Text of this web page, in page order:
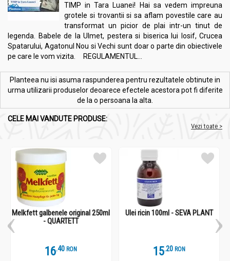
TIMP in Tara Luanei! Hai sa vedem impreuna
grotele si trovantii si sa aflam povestile care au
transformat un picior de plai intr-un tinut de
legenda. Babele de la Ulmet, pestera si biserica lui Iosif, Crucea
Spatarului, Agatonul Nou si Vechi sunt doar o parte din obiectivele
pe care le vom vizita. REGULAMENTUL...
Planteea nu isi asuma raspunderea pentru rezultatele obtinute in
urma utilizarii produselor deoarece efectele acestora pot fi diferite
de la o persoana la alta.
CELE MAI VANDUTE PRODUSE:
Vezi toate >
Melkfett galbenele original 250ml
- QUARTETT
16.4 RON
Ulei ricin 100ml - SEVA PLANT
15.2 RON